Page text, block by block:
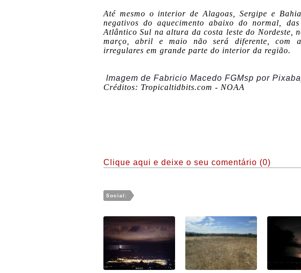
Até mesmo o interior de Alagoas, Sergipe e
negativos do aquecimento abaixo do normal,
Atlântico Sul na altura da costa leste do Nordeste,
março, abril e maio não será diferente, com
irregulares em grande parte do interior da região.
Imagem de Fabricio Macedo FGMsp por
Créditos: Tropicaltidbits.com - NOAA
Clique aqui e deixe o seu comentário (0)
Social: